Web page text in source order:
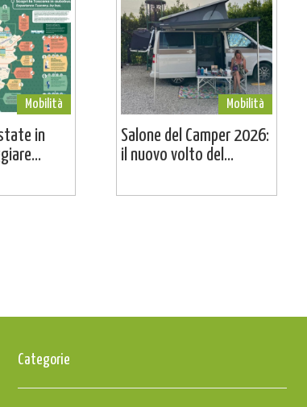
Mobilità
in
Mobilità
Salone del Camper 2026:
il nuovo volto del...
Categorie